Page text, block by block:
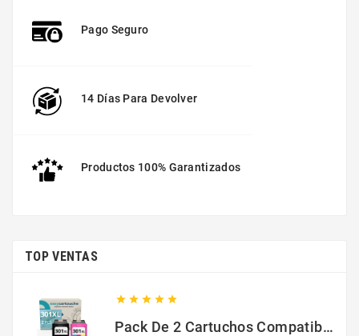
Pago Seguro
14 Días Para Devolver
Productos 100% Garantizados
TOP VENTAS
    
Pack De 2 Cartuchos Compatibles Con HP 301 XL Negro Y Color